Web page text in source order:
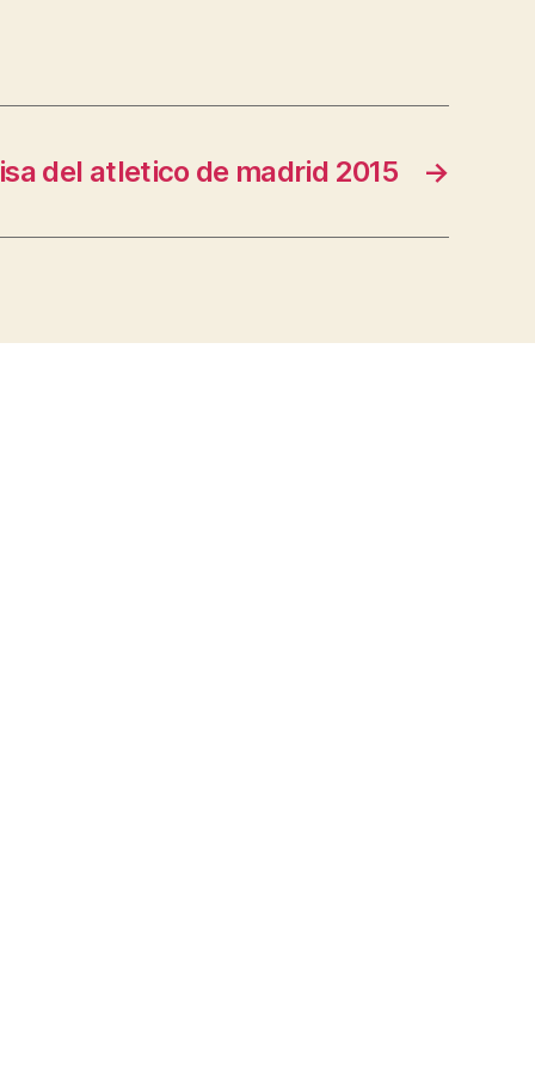
→
del atletico de madrid 2015